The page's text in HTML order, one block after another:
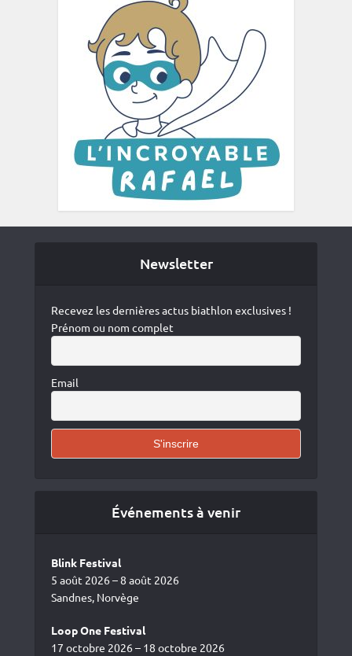
Newsletter
Recevez les dernières actus biathlon exclusives !
Prénom ou nom complet
Email
Événements à venir
Blink Festival
5 août 2026 – 8 août 2026
Sandnes, Norvège
Loop One Festival
17 octobre 2026 – 18 octobre 2026